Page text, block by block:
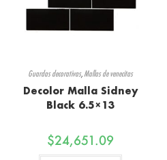
Guardas decorativas,Mallas de venecitas
Decolor Malla Sidney
Black 6.5×13
$24,651.09